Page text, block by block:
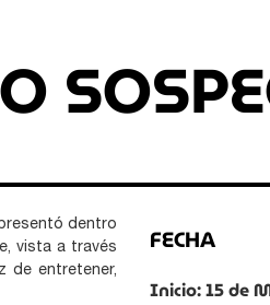
dentro
vista a través
de entretener,
FECHA
Inicio: 15 de